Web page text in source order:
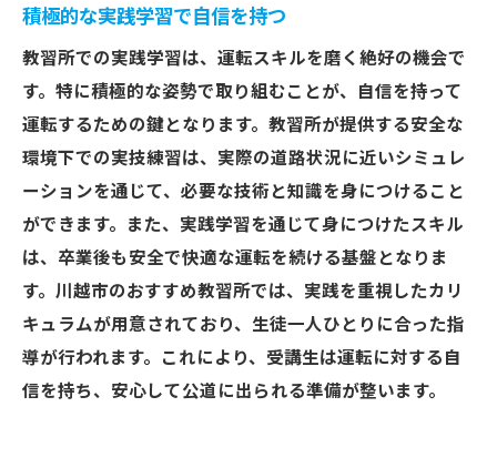
積極的な実践学習で自信を持つ
教習所での実践学習は、運転スキルを磨く絶好の機会で
す。特に積極的な姿勢で取り組むことが、自信を持って
運転するための鍵となります。教習所が提供する安全な
環境下での実技練習は、実際の道路状況に近いシミュレ
ーションを通じて、必要な技術と知識を身につけること
ができます。また、実践学習を通じて身につけたスキル
は、卒業後も安全で快適な運転を続ける基盤となりま
す。川越市のおすすめ教習所では、実践を重視したカリ
キュラムが用意されており、生徒一人ひとりに合った指
導が行われます。これにより、受講生は運転に対する自
信を持ち、安心して公道に出られる準備が整います。